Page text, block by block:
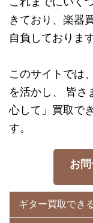
きており、楽器
自負しております
このサイトでは
を活かし、 皆さ
心して」買取で
す。
お
ギター買取でき